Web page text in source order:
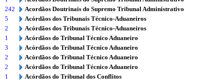
242
Acordãos Doutrinais do Supremo Tribunal Administrativo
5
Acórdãos dos Tribunais Técnico-Aduaneiros
2
Acórdãos dos Tribunais Técnico-Aduaneiros
1
Acórdãos do Tribunal Técnico Aduaneiro
3
Acórdãos do Tribunal Técnico Aduaneiro
2
Acórdãos do Tribunal Técnico Aduaneiro
2
Acórdãos do Tribunal Técnico Aduaneiro
1
Acórdãos do Tribunal dos Conflitos